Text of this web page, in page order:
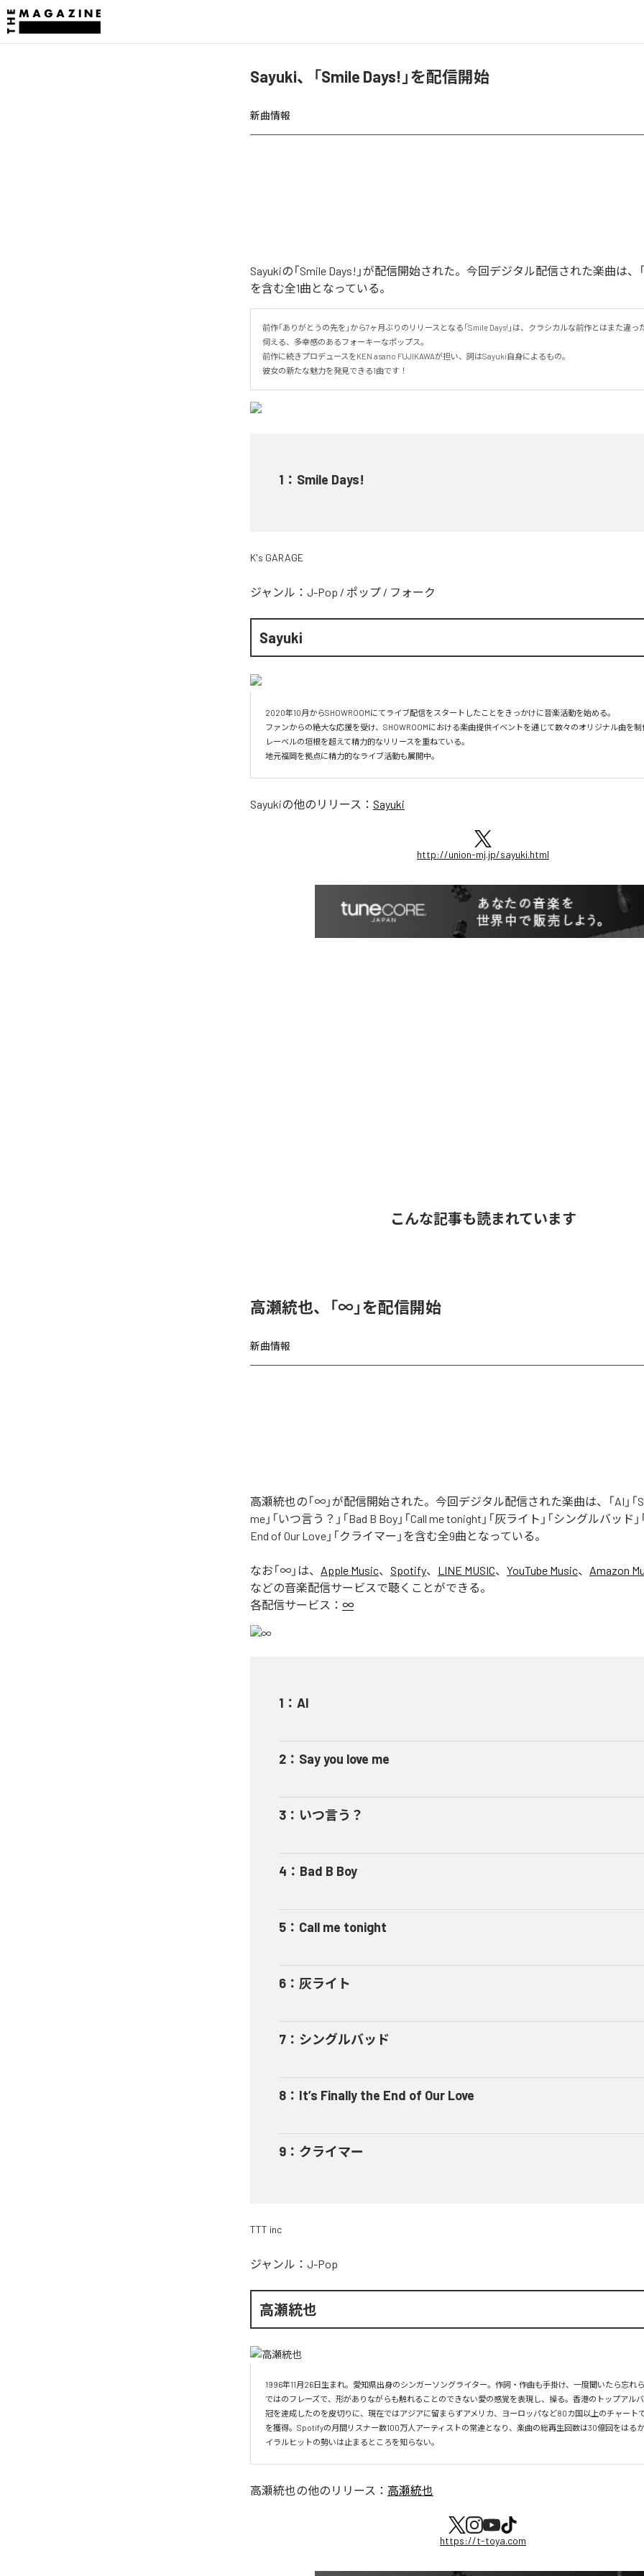
Sayuki、「Smile Days!」を配信開始
新曲情報
Sayukiの「Smile Days!」が配信開始された。今回デジタル配信された楽曲は、
を含む全1曲となっている。
前作「ありがとうの先を」から7ヶ月ぶりのリリースとなる「Smile Days!」は、クラシカルな前作とはまた違
伺える、多幸感のあるフォーキーなポップス。
前作に続きプロデュースをKEN asano FUJIKAWAが担い、詞はSayuki自身によるもの。
彼女の新たな魅力を発見できる1曲です！
1 ： Smile Days!
K's GARAGE
ジャンル： J-Pop / ポップ / フォーク
Sayuki
2020年10月からSHOWROOMにてライブ配信をスタートしたことをきっかけに音楽活動を始める。
ファンからの絶大な応援を受け、SHOWROOMにおける楽曲提供イベントを通じて数々のオリジナル曲を制
レーベルの垣根を超えて精力的なリリースを重ねている。
地元福岡を拠点に精力的なライブ活動も展開中。
Sayukiの他のリリース： Sayuki
http://union-mj.jp/sayuki.html
こんな記事も読まれています
高瀬統也、「∞」を配信開始
新曲情報
高瀬統也の「∞」が配信開始された。今回デジタル配信された楽曲は、「AI」「
me」「いつ言う？」「Bad B Boy」「Call me tonight」「灰ライト」「シングルバッド」
End of Our Love」「クライマー」を含む全9曲となっている。
なお「∞ 」は、 Apple Music、 Spotify、 LINE MUSIC、 YouTube Music、 Amazon
などの音楽配信サービスで聴くことができる。
各配信サービス： ∞
1 ： AI
2 ： Say you love me
3 ： いつ言う？
4 ： Bad B Boy
5 ： Call me tonight
6 ： 灰ライト
7 ： シングルバッド
8 ： It’s Finally the End of Our Love
9 ： クライマー
TTT inc
ジャンル： J-Pop
高瀬統也
1996年11月26日生まれ。愛知県出身のシンガーソングライター。作詞・作曲も手掛け、一度聞いたら忘れ
ではのフレーズで、形がありながらも触れることのできない愛の感覚を表現し、操る。香港のトップアル
冠を達成したのを皮切りに、現在ではアジアに留まらずアメリカ、ヨーロッパなど80カ国以上のチャート
を獲得。Spotifyの月間リスナー数100万人アーティストの常連となり、楽曲の総再生回数は30億回をはる
イラルヒットの勢いは止まるところを知らない。
高瀬統也の他のリリース： 高瀬統也
https://t-toya.com